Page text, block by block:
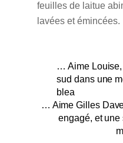
feuilles de laitue
lavées et émincées.
… Aime Louise,
sud dans une
blea
… Aime Gilles
engagé, et